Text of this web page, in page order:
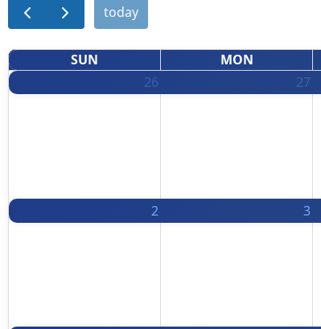
today
SUN MON
26
27
2 3